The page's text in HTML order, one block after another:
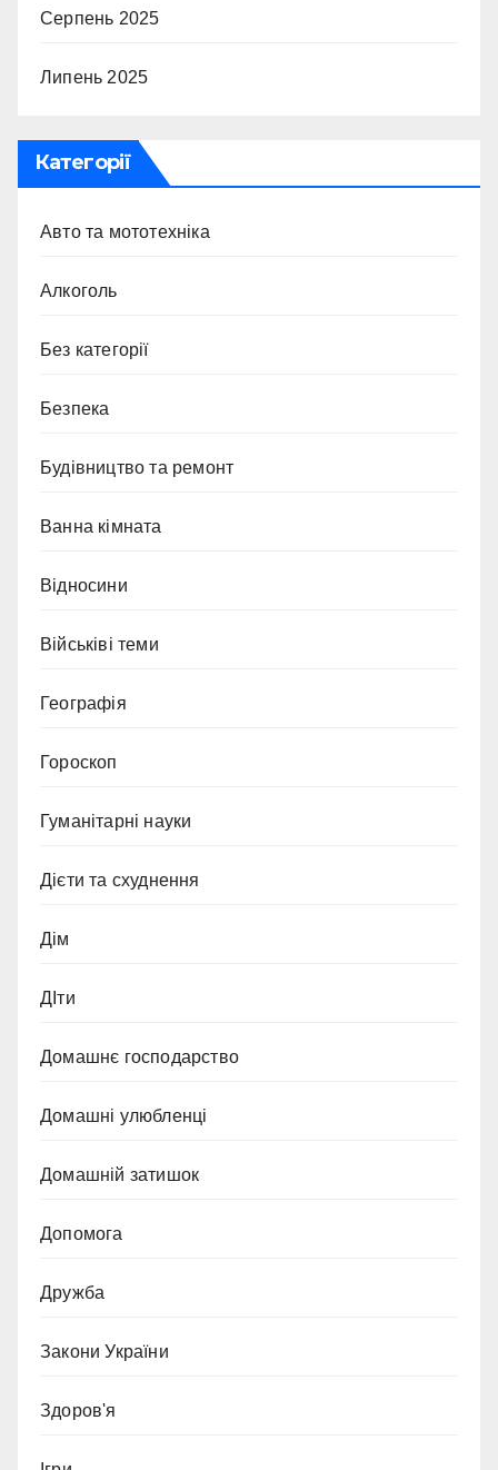
Серпень 2025
Липень 2025
Категорії
Авто та мототехніка
Алкоголь
Без категорії
Безпека
Будівництво та ремонт
Ванна кімната
Відносини
Військіві теми
Географія
Гороскоп
Гуманітарні науки
Дієти та схуднення
Дім
ДІти
Домашнє господарство
Домашні улюбленці
Домашній затишок
Допомога
Дружба
Закони України
Здоров'я